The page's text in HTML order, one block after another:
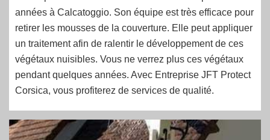
années à Calcatoggio. Son équipe est très efficace pour
retirer les mousses de la couverture. Elle peut appliquer
un traitement afin de ralentir le développement de ces
végétaux nuisibles. Vous ne verrez plus ces végétaux
pendant quelques années. Avec Entreprise JFT Protect
Corsica, vous profiterez de services de qualité.